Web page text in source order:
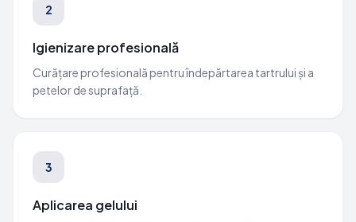
2
Igienizare profesională
Curățare profesională pentru îndepărtarea tartrului și a
petelor de suprafață.
3
Aplicarea gelului